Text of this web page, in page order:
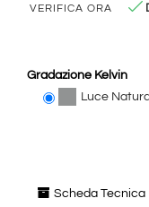
VERIFICA ORA
Gradazione Kelvin
Luce
Scheda Tecnica